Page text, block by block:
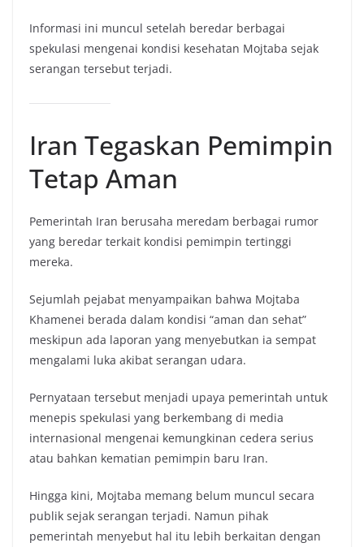
Informasi ini muncul setelah beredar berbagai
spekulasi mengenai kondisi kesehatan Mojtaba sejak
serangan tersebut terjadi.
Iran Tegaskan Pemimpin
Tetap Aman
Pemerintah Iran berusaha meredam berbagai rumor
yang beredar terkait kondisi pemimpin tertinggi
mereka.
Sejumlah pejabat menyampaikan bahwa Mojtaba
Khamenei berada dalam kondisi “aman dan sehat”
meskipun ada laporan yang menyebutkan ia sempat
mengalami luka akibat serangan udara.
Pernyataan tersebut menjadi upaya pemerintah untuk
menepis spekulasi yang berkembang di media
internasional mengenai kemungkinan cedera serius
atau bahkan kematian pemimpin baru Iran.
Hingga kini, Mojtaba memang belum muncul secara
publik sejak serangan terjadi. Namun pihak
pemerintah menyebut hal itu lebih berkaitan dengan